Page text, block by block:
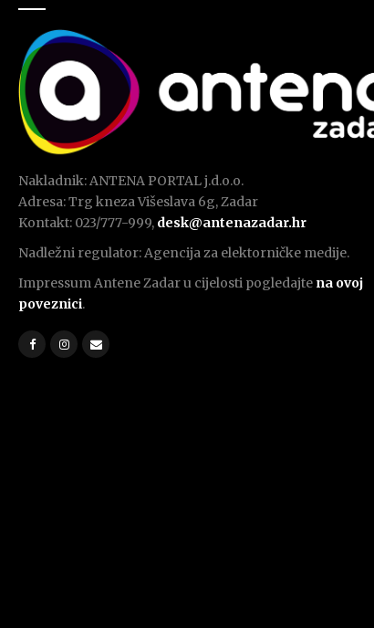
Nakladnik: ANTENA PORTAL j.d.o.o.
Adresa: Trg kneza Višeslava 6g, Zadar
Kontakt: 023/777-999, desk@antenazadar.hr
Nadležni regulator: Agencija za elektorničke medije.
Impressum Antene Zadar u cijelosti pogledajte na ovoj
poveznici.